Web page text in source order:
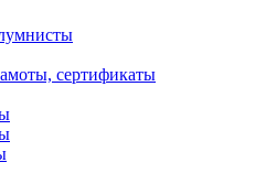
сертификаты